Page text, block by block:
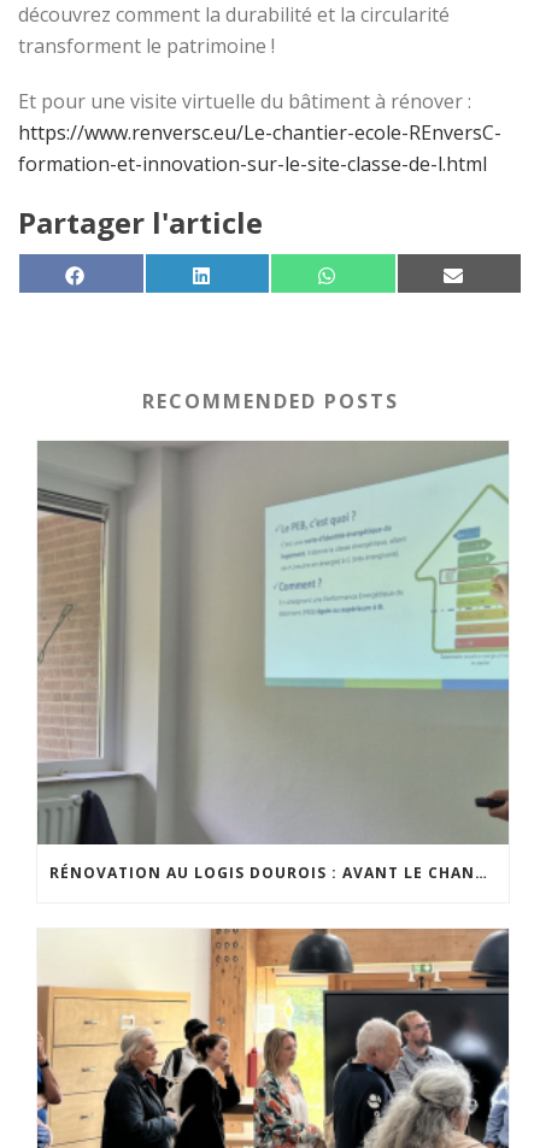
découvrez comment la durabilité et la circularité
transforment le patrimoine !
Et pour une visite virtuelle du bâtiment à rénover :
https://www.renversc.eu/Le-chantier-ecole-REnversC-
formation-et-innovation-sur-le-site-classe-de-l.html
Partager l'article
RECOMMENDED POSTS
RÉNOVATION AU LOGIS DOUROIS : AVANT LE CHANTIER, LE DIALOGUE AVEC LES HABITANTS